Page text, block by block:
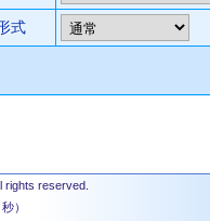
式
rights reserved.
）